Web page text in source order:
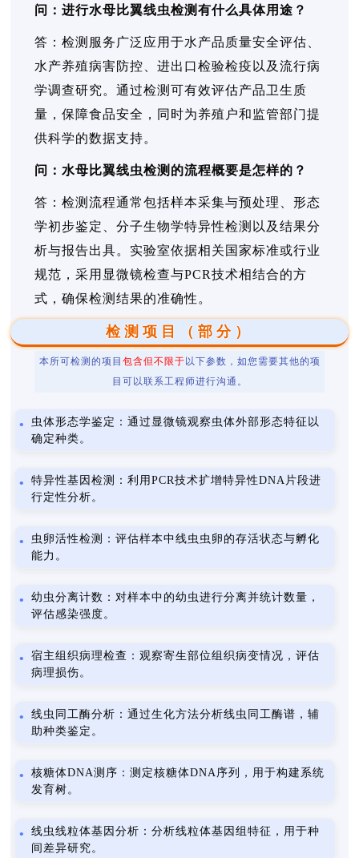
问：进行水母比翼线虫检测有什么具体用途？
答：检测服务广泛应用于水产品质量安全评估、
水产养殖病害防控、进出口检验检疫以及流行病
学调查研究。通过检测可有效评估产品卫生质
量，保障食品安全，同时为养殖户和监管部门提
供科学的数据支持。
问：水母比翼线虫检测的流程概要是怎样的？
答：检测流程通常包括样本采集与预处理、形态
学初步鉴定、分子生物学特异性检测以及结果分
析与报告出具。实验室依据相关国家标准或行业
规范，采用显微镜检查与PCR技术相结合的方
式，确保检测结果的准确性。
检测项目（部分）
本所可检测的项目 包含但不限于 以下参数，如您需要其他的项
目可以联系工程师进行沟通。
虫体形态学鉴定：通过显微镜观察虫体外部形态特征以
确定种类。
特异性基因检测：利用PCR技术扩增特异性DNA片段进
行定性分析。
虫卵活性检测：评估样本中线虫虫卵的存活状态与孵化
能力。
幼虫分离计数：对样本中的幼虫进行分离并统计数量，
评估感染强度。
宿主组织病理检查：观察寄生部位组织病变情况，评估
病理损伤。
线虫同工酶分析：通过生化方法分析线虫同工酶谱，辅
助种类鉴定。
核糖体DNA测序：测定核糖体DNA序列，用于构建系统
发育树。
线虫线粒体基因分析：分析线粒体基因组特征，用于种
间差异研究。